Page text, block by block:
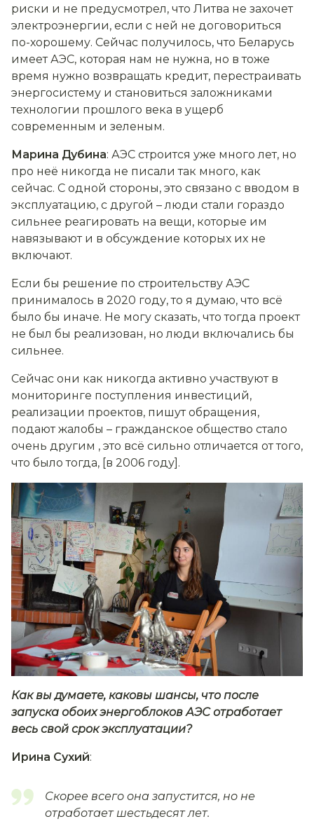
риски и не предусмотрел, что Литва не захочет
электроэнергии, если с ней не договориться
по-хорошему. Сейчас получилось, что Беларусь
имеет АЭС, которая нам не нужна, но в тоже
время нужно возвращать кредит, перестраивать
энергосистему и становиться заложниками
технологии прошлого века в ущерб
современным и зеленым.
Марина Дубина: АЭС строится уже много лет, но
про неё никогда не писали так много, как
сейчас. С одной стороны, это связано с вводом в
эксплуатацию, с другой – люди стали гораздо
сильнее реагировать на вещи, которые им
навязывают и в обсуждение которых их не
включают.
Если бы решение по строительству АЭС
принималось в 2020 году, то я думаю, что всё
было бы иначе. Не могу сказать, что тогда проект
не был бы реализован, но люди включались бы
сильнее.
Сейчас они как никогда активно участвуют в
мониторинге поступления инвестиций,
реализации проектов, пишут обращения,
подают жалобы – гражданское общество стало
очень другим , это всё сильно отличается от того,
что было тогда, [в 2006 году].
Как вы думаете, каковы шансы, что после
запуска обоих энергоблоков АЭС отработает
весь свой срок эксплуатации?
Ирина Сухий:
Скорее всего она запустится, но не
отработает шестьдесят лет.